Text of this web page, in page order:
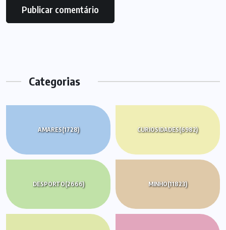
Categorias
AMARES(1728) CURIOSIDADES(6982)
DESPORTO(2666) MINHO(11823)